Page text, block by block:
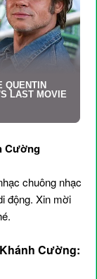
Cường
chuông nhạc
động. Xin mời
Cường: